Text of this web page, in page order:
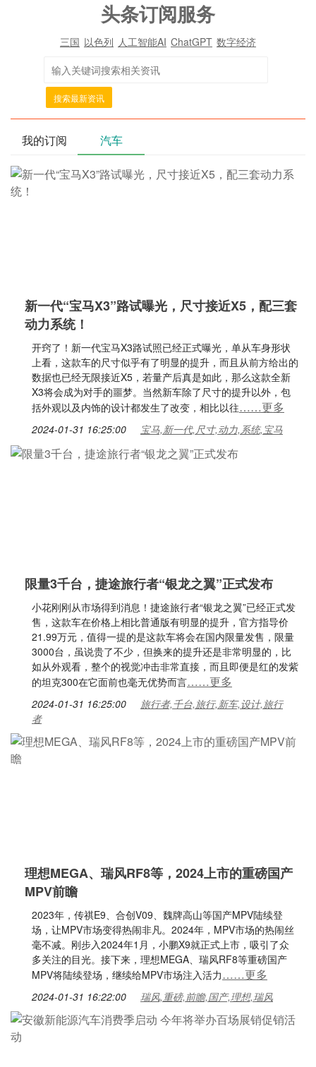
头条订阅服务
三国 以色列 人工智能AI ChatGPT 数字经济
搜索最新资讯
我的订阅 汽车
新一代“宝马X3”路试曝光，尺寸接近X5，配三套
动力系统！
开窍了！新一代宝马X3路试照已经正式曝光，单从车身形状
上看，这款车的尺寸似乎有了明显的提升，而且从前方给出的
数据也已经无限接近X5，若量产后真是如此，那么这款全新
X3将会成为对手的噩梦。当然新车除了尺寸的提升以外，包
括外观以及内饰的设计都发生了改变，相比以往……更多
2024-01-31 16:25:00 宝马,新一代,尺寸,动力,系统,宝马
限量3千台，捷途旅行者“银龙之翼”正式发布
小花刚刚从市场得到消息！捷途旅行者“银龙之翼”已经正式发
售，这款车在价格上相比普通版有明显的提升，官方指导价
21.99万元，值得一提的是这款车将会在国内限量发售，限量
3000台，虽说贵了不少，但换来的提升还是非常明显的，比
如从外观看，整个的视觉冲击非常直接，而且即便是红的发紫
的坦克300在它面前也毫无优势而言……更多
2024-01-31 16:25:00
旅行者,千台,旅行,新车,设计,旅行
者
理想MEGA、瑞风RF8等，2024上市的重磅国产
MPV前瞻
2023年，传祺E9、合创V09、魏牌高山等国产MPV陆续登
场，让MPV市场变得热闹非凡。2024年，MPV市场的热闹丝
毫不减。刚步入2024年1月，小鹏X9就正式上市，吸引了众
多关注的目光。接下来，理想MEGA、瑞风RF8等重磅国产
MPV将陆续登场，继续给MPV市场注入活力……更多
2024-01-31 16:22:00 瑞风,重磅,前瞻,国产,理想,瑞风